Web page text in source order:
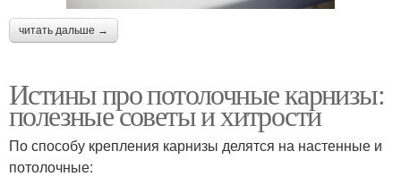
читать дальше →
Истины про потолочные карнизы:
полезные советы и хитрости
По способу крепления карнизы делятся на настенные и
потолочные: